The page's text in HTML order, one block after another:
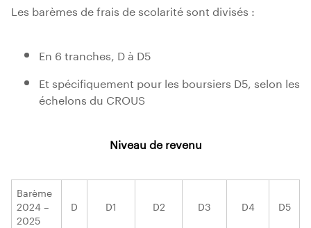
Les barèmes de frais de scolarité sont divisés :
En 6 tranches, D à D5
Et spécifiquement pour les boursiers D5, selon les
échelons du CROUS
Niveau de revenu
Barème
2024 –
2025
D D1 D2 D3 D4 D5